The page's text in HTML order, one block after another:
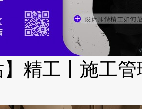
】精工丨施工管